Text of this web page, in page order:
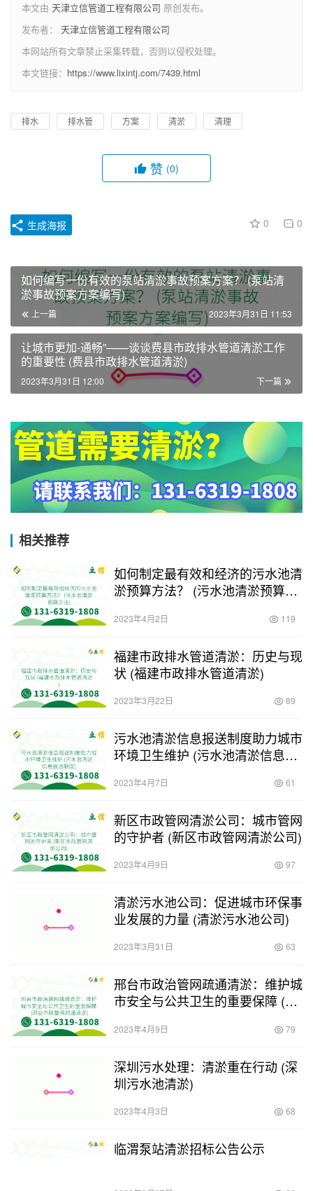
本文由 天津立信管道工程有限公司 原创发布。
发布者： 天津立信管道工程有限公司
本网站所有文章禁止采集转载，否则以侵权处理。
本文链接： https://www.lixintj.com/7439.html
排水 排水管 方案 清淤 清理
赞 (0)
0 0
生成海报
如何编写一份有效的泵站清淤事故预案方案？ (泵站清
淤事故预案方案编写)
上一篇 2023年3月31日 11:53
让城市更加-通畅”——谈谈费县市政排水管道清淤工作
的重要性 (费县市政排水管道清淤)
下一篇
2023年3月31日 12:00
相关推荐
如何制定最有效和经济的污水池清
淤预算方法？ (污水池清淤预算方
2023年4月2日 119
福建市政排水管道清淤：历史与现
状 (福建市政排水管道清淤)
2023年3月22日 89
污水池清淤信息报送制度助力城市
环境卫生维护 (污水池清淤信息报
2023年4月7日 61
新区市政管网清淤公司：城市管网
的守护者 (新区市政管网清淤公司)
2023年4月9日 97
清淤污水池公司：促进城市环保事
业发展的力量 (清淤污水池公司)
2023年3月31日 63
邢台市政治管网疏通清淤：维护城
市安全与公共卫生的重要保障 (邢
2023年4月9日 79
深圳污水处理：清淤重在行动 (深
圳污水池清淤)
2023年4月3日 68
临渭泵站清淤招标公告公示